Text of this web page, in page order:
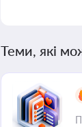
Теми, які